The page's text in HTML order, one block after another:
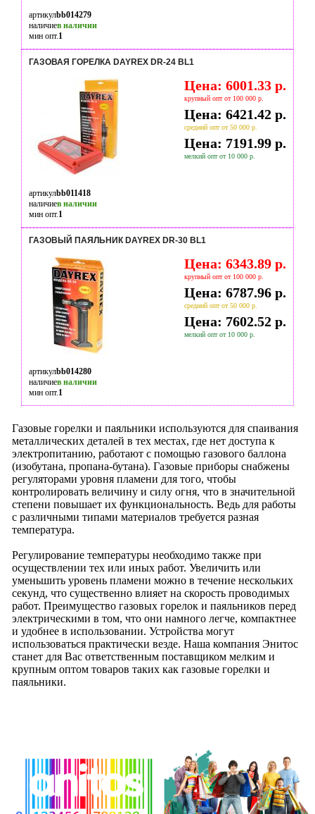
артикулbb014279
наличиев наличии
мин опт.1
ГАЗОВАЯ ГОРЕЛКА DAYREX DR-24 BL1
Цена: 6001.33 р.
крупный опт от 100 000 р.
Цена: 6421.42 р.
средний опт от 50 000 р.
Цена: 7191.99 р.
мелкий опт от 10 000 р.
артикулbb011418
наличиев наличии
мин опт.1
ГАЗОВЫЙ ПАЯЛЬНИК DAYREX DR-30 BL1
Цена: 6343.89 р.
крупный опт от 100 000 р.
Цена: 6787.96 р.
средний опт от 50 000 р.
Цена: 7602.52 р.
мелкий опт от 10 000 р.
артикулbb014280
наличиев наличии
мин опт.1
Газовые горелки и паяльники используются для спаивания
металлических деталей в тех местах, где нет доступа к
электропитанию, работают с помощью газового баллона
(изобутана, пропана-бутана). Газовые приборы снабжены
регуляторами уровня пламени для того, чтобы
контролировать величину и силу огня, что в значительной
степени повышает их функциональность. Ведь для работы
с различными типами материалов требуется разная
температура.
Регулирование температуры необходимо также при
осуществлении тех или иных работ. Увеличить или
уменьшить уровень пламени можно в течение нескольких
секунд, что существенно влияет на скорость проводимых
работ. Преимущество газовых горелок и паяльников перед
электрическими в том, что они намного легче, компактнее
и удобнее в использовании. Устройства могут
использоваться практически везде. Наша компания Энитос
станет для Вас ответственным поставщиком мелким и
крупным оптом товаров таких как газовые горелки и
паяльники.